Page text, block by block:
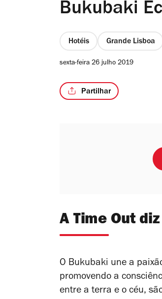
Bukubaki
Hotéis Grande Lisboa
sexta-feira 26 julho 2019
Partilhar
A Time Out diz
O Bukubaki une a
promovendo a
entre a terra e o céu,